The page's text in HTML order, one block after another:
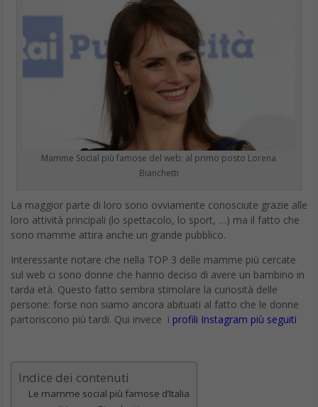
Ora su Raiuno con @giovanna_e_amadeus a I soliti
#bestoftheday #backstage #televisione #artista
#amadeus #raiuno